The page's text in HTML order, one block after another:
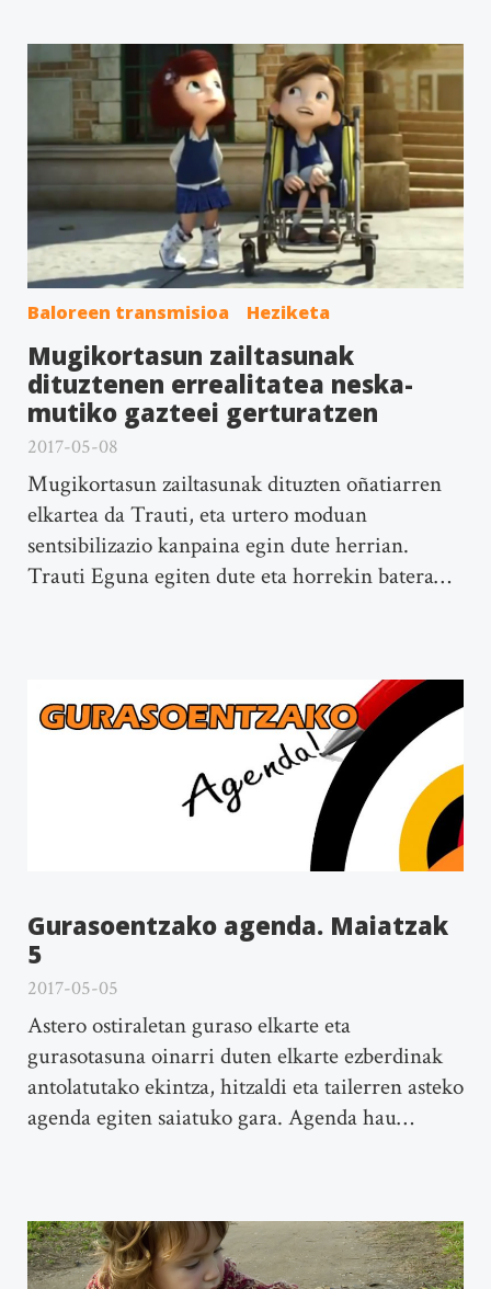
Baloreen transmisioa Heziketa
Mugikortasun zailtasunak
dituztenen errealitatea neska-
mutiko gazteei gerturatzen
2017-05-08
Mugikortasun zailtasunak dituzten oñatiarren
elkartea da Trauti, eta urtero moduan
sentsibilizazio kanpaina egin dute herrian.
Trauti Eguna egiten dute eta horrekin batera…
Gurasoentzako agenda. Maiatzak
5
2017-05-05
Astero ostiraletan guraso elkarte eta
gurasotasuna oinarri duten elkarte ezberdinak
antolatutako ekintza, hitzaldi eta tailerren asteko
agenda egiten saiatuko gara. Agenda hau…